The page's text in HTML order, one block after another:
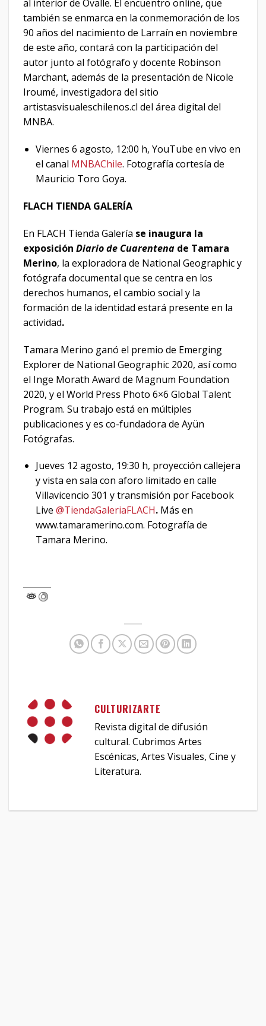
al interior de Ovalle. El encuentro online, que
también se enmarca en la conmemoración de los
90 años del nacimiento de Larraín en noviembre
de este año, contará con la participación del
autor junto al fotógrafo y docente Robinson
Marchant, además de la presentación de Nicole
Iroumé, investigadora del sitio
artistasvisualeschilenos.cl del área digital del
MNBA.
Viernes 6 agosto, 12:00 h, YouTube en vivo en
el canal MNBAChile. Fotografía cortesía de
Mauricio Toro Goya.
FLACH TIENDA GALERÍA
En FLACH Tienda Galería se inaugura la
exposición Diario de Cuarentena de Tamara
Merino, la exploradora de National Geographic y
fotógrafa documental que se centra en los
derechos humanos, el cambio social y la
formación de la identidad estará presente en la
actividad.
Tamara Merino ganó el premio de Emerging
Explorer de National Geographic 2020, así como
el Inge Morath Award de Magnum Foundation
2020, y el World Press Photo 6×6 Global Talent
Program. Su trabajo está en múltiples
publicaciones y es co-fundadora de Ayün
Fotógrafas.
Jueves 12 agosto, 19:30 h, proyección callejera
y vista en sala con aforo limitado en calle
Villavicencio 301 y transmisión por Facebook
Live @TiendaGaleriaFLACH. Más en
www.tamaramerino.com. Fotografía de
Tamara Merino.
CULTURIZARTE
Revista digital de difusión
cultural. Cubrimos Artes
Escénicas, Artes Visuales, Cine y
Literatura.